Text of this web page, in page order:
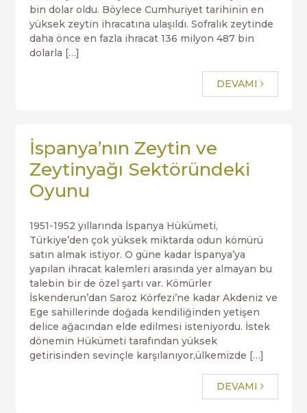
bin dolar oldu. Böylece Cumhuriyet tarihinin en
yüksek zeytin ihracatına ulaşıldı. Sofralık zeytinde
daha önce en fazla ihracat 136 milyon 487 bin
dolarla […]
DEVAMI
İspanya’nın Zeytin ve
Zeytinyağı Sektöründeki
Oyunu
1951-1952 yıllarında İspanya Hükümeti,
Türkiye’den çok yüksek miktarda odun kömürü
satın almak istiyor. O güne kadar İspanya’ya
yapılan ihracat kalemleri arasında yer almayan bu
talebin bir de özel şartı var. Kömürler
İskenderun’dan Saroz Körfezi’ne kadar Akdeniz ve
Ege sahillerinde doğada kendiliğinden yetişen
delice ağacından elde edilmesi isteniyordu. İstek
dönemin Hükümeti tarafından yüksek
getirisinden sevinçle karşılanıyor,ülkemizde […]
DEVAMI